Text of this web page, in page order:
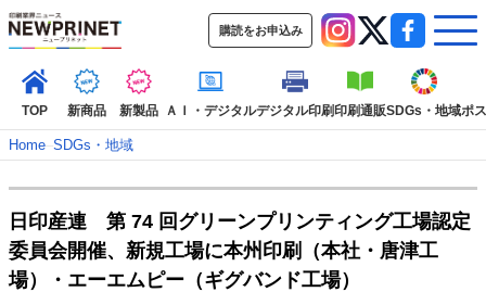
購読をお申込み
TOP 新商品 新製品 ＡＩ・デジタルデジタル印刷印刷通販SDGs・地域ポ
TOP
新着記事 特集記事
動画コンテンツ
インタビュー
コレクション
Home–SDGs・地域
日印産連 第 74 回グリーンプリンティング工場認定
委員会開催、新規工場に本州印刷（本社・唐津工
場）・エーエムピー（ギグバンド工場）